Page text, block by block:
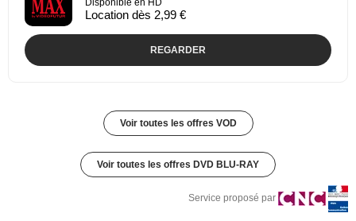
Disponible en HD
Location dès 2,99 €
REGARDER
Voir toutes les offres VOD
Voir toutes les offres DVD BLU-RAY
Service proposé par